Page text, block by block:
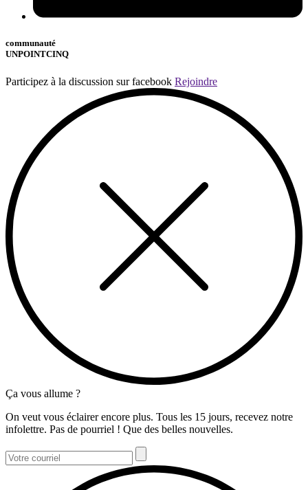
communauté
UNPOINTCINQ
Participez à la discussion sur facebook Rejoindre
Ça vous allume ?
On veut vous éclairer encore plus. Tous les 15 jours, recevez notre
infolettre. Pas de pourriel ! Que des belles nouvelles.